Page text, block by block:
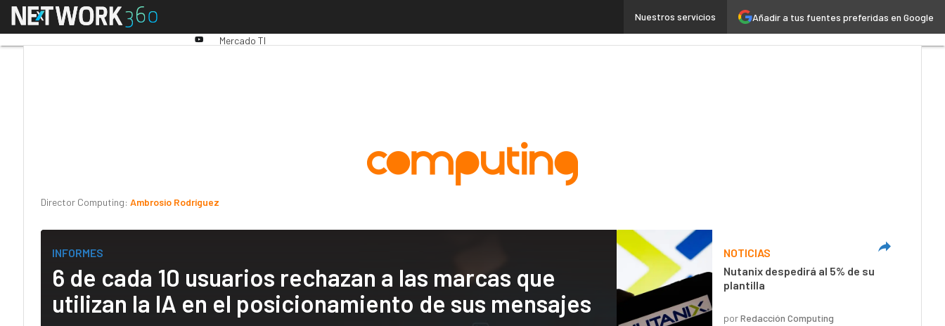
Añadir a tus fuentes preferidas en Google
Nuestros servicios
Menú
Youtube-
Industria 4.0SeguridadMovilidad
Mercado TI
Director Computing: Ambrosio Rodríguez
INFORMES
6 de cada 10 usuarios rechazan a las marcas que
utilizan la IA en el posicionamiento de sus mensajes
NOTICIAS
Nutanix despedirá al 5% de su
plantilla
porRedacción Computing